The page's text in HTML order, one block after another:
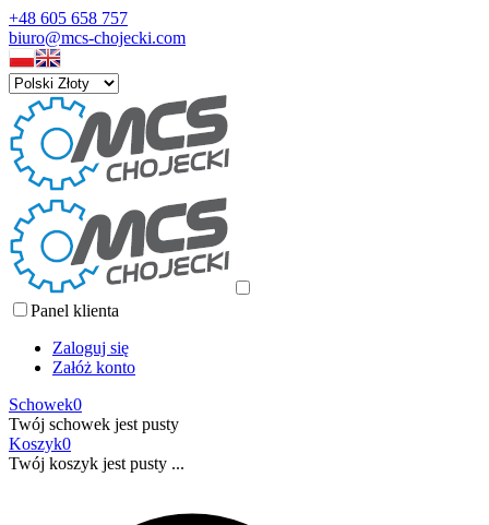
+48 605 658 757
biuro@mcs-chojecki.com
Panel klienta
Zaloguj się
Załóż konto
Schowek0
Twój schowek jest pusty
Koszyk0
Twój koszyk jest pusty ...